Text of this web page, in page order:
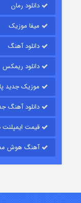
دانلود رمان
میفا موزیک
دانلود آهنگ
دانلود ریمکس
موزیک جدید
دانلود آهنگ
قیمت ایمپلنت
آهنگ هوش